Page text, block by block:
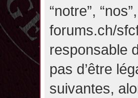
“notre”,
forums.ch/
responsable
pas d’être
suivantes,